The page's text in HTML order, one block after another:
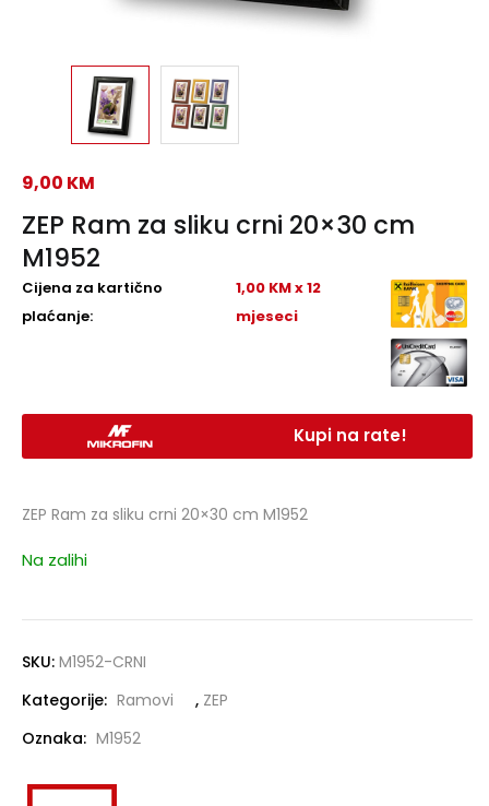
ZEP Ram za sliku crni 20×30 cm
M1952
9,00 KM
Cijena za kartično
plaćanje:
1,00 KM x 12
mjeseci
Kupi na rate!
ZEP Ram za sliku crni 20×30 cm M1952
Na zalihi
SKU: M1952-CRNI
Kategorije: Ramovi , ZEP
Oznaka: M1952